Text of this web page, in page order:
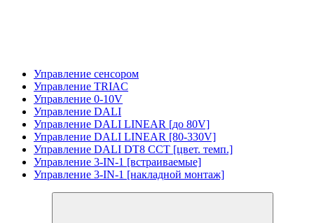
Управление сенсором
Управление TRIAC
Управление 0-10V
Управление DALI
Управление DALI LINEAR [до 80V]
Управление DALI LINEAR [80-330V]
Управление DALI DT8 CCT [цвет. темп.]
Управление 3-IN-1 [встраиваемые]
Управление 3-IN-1 [накладной монтаж]